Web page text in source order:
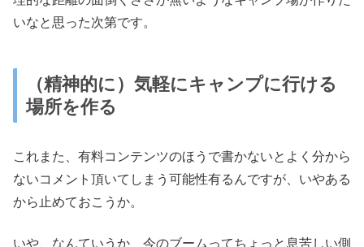
いなと思った次第です。
（精神的に）気軽にキャンプに行ける
場所を作る
これまた、有料コンテンツのほうで書かないとよく分から
ないコメント頂いてしまう可能性有るんですが、いやある
から止めておこうか。
いや、なんていうか、今のブームってちょっと息苦しい側